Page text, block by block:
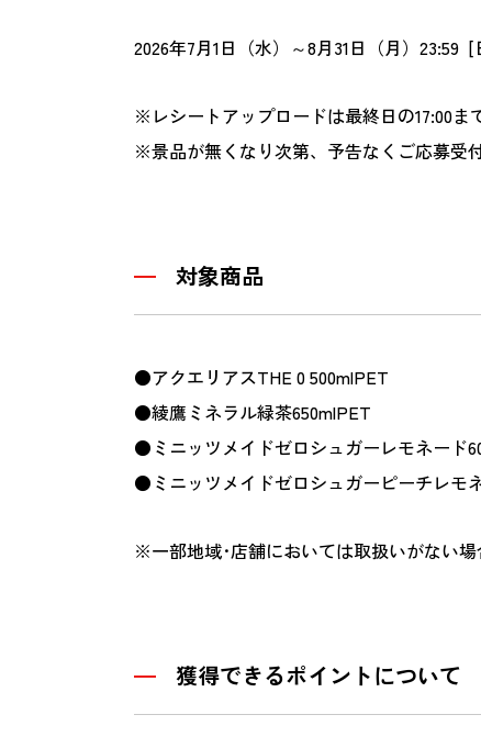
2026年7月1日（水）～8月31日（月）23:59
※レシートアップロードは最終日の17:00ま
※景品が無くなり次第、予告なくご応募受
対象商品
●アクエリアスTHE 0 500mlPET
●綾鷹ミネラル緑茶650mlPET
●ミニッツメイドゼロシュガーレモネード
●ミニッツメイドゼロシュガーピーチレモ
※一部地域･店舗においては取扱いがない場
獲得できるポイントについて